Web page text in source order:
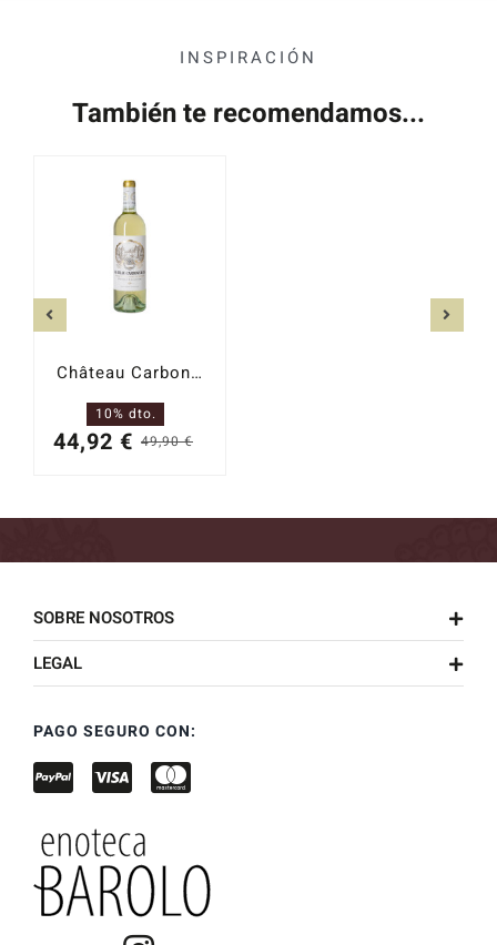
INSPIRACIÓN
También te recomendamos...
Château Carbonnieux Blanc 2022
49,90€
original
44,92 €
actual
10% dto.
SOBRE NOSOTROS
LEGAL
PAGO SEGURO CON: